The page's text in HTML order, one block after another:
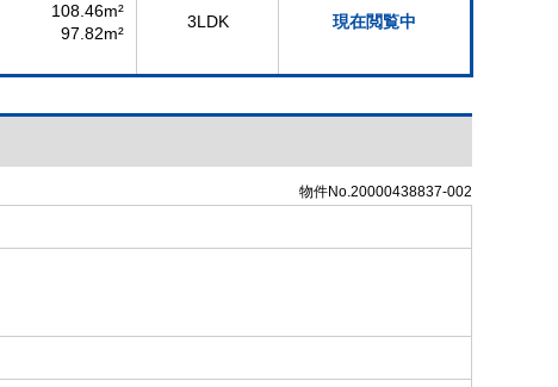
108.46m²
97.82m²
3LDK 現在閲覧中
物件No.20000438837-002